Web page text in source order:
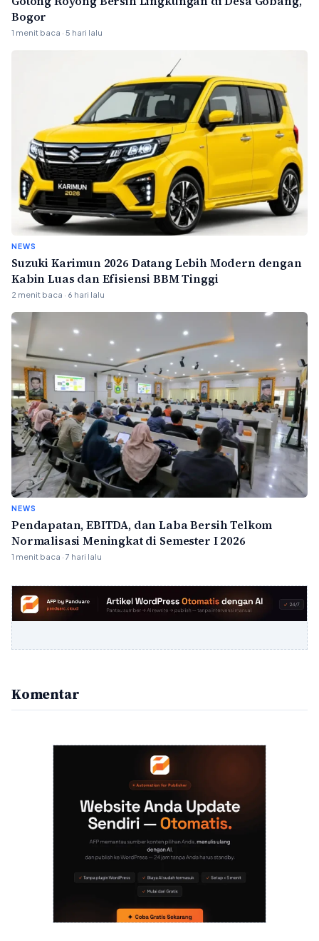
Bogor
1 menit baca · 5 hari lalu
NEWS
Suzuki Karimun 2026 Datang Lebih Modern dengan
Kabin Luas dan Efisiensi BBM Tinggi
2 menit baca · 6 hari lalu
NEWS
Pendapatan, EBITDA, dan Laba Bersih Telkom
Normalisasi Meningkat di Semester I 2026
1 menit baca · 7 hari lalu
Komentar